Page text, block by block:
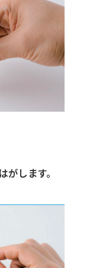
します。